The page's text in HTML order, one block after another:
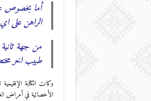
أما بخصوص
الراهن على
من جهة
طبيب اخر
وكانت الكتابة
الأخصائية في أمراض العيون بمستشفى